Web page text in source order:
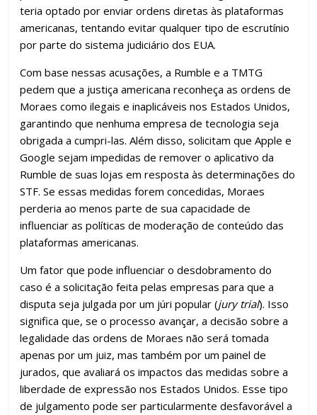
teria optado por enviar ordens diretas às plataformas
americanas, tentando evitar qualquer tipo de escrutínio
por parte do sistema judiciário dos EUA.
Com base nessas acusações, a Rumble e a TMTG
pedem que a justiça americana reconheça as ordens de
Moraes como ilegais e inaplicáveis nos Estados Unidos,
garantindo que nenhuma empresa de tecnologia seja
obrigada a cumpri-las. Além disso, solicitam que Apple e
Google sejam impedidas de remover o aplicativo da
Rumble de suas lojas em resposta às determinações do
STF. Se essas medidas forem concedidas, Moraes
perderia ao menos parte de sua capacidade de
influenciar as políticas de moderação de conteúdo das
plataformas americanas.
Um fator que pode influenciar o desdobramento do
caso é a solicitação feita pelas empresas para que a
disputa seja julgada por um júri popular (jury trial). Isso
significa que, se o processo avançar, a decisão sobre a
legalidade das ordens de Moraes não será tomada
apenas por um juiz, mas também por um painel de
jurados, que avaliará os impactos das medidas sobre a
liberdade de expressão nos Estados Unidos. Esse tipo
de julgamento pode ser particularmente desfavorável a